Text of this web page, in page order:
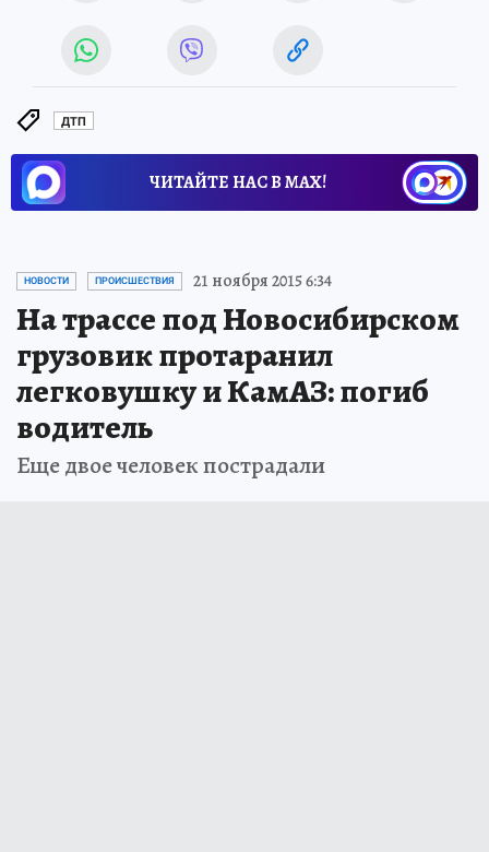
ДТП
ЧИТАЙТЕ НАС В МАХ!
НОВОСТИ ПРОИСШЕСТВИЯ 21 ноября 2015 6:34
На трассе под Новосибирском
грузовик протаранил
легковушку и КамАЗ: погиб
водитель
Еще двое человек пострадали